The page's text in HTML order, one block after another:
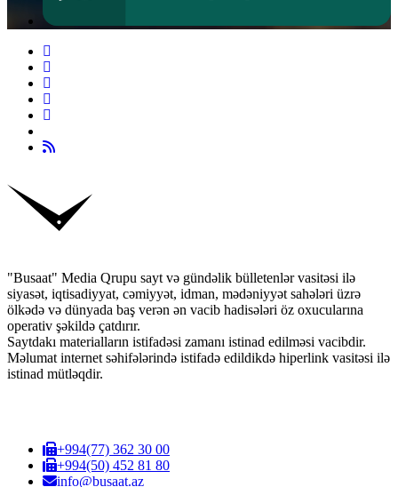
"Busaat" Media Qrupu sayt və gündəlik bülletenlər vasitəsi ilə
siyasət, iqtisadiyyat, cəmiyyət, idman, mədəniyyət sahələri üzrə
ölkədə və dünyada baş verən ən vacib hadisələri öz oxucularına
operativ şəkildə çatdırır.
Saytdakı materialların istifadəsi zamanı istinad edilməsi vacibdir.
Məlumat internet səhifələrində istifadə edildikdə hiperlink vasitəsi ilə
istinad mütləqdir.
+994(77) 362 30 00
+994(50) 452 81 80
info@busaat.az